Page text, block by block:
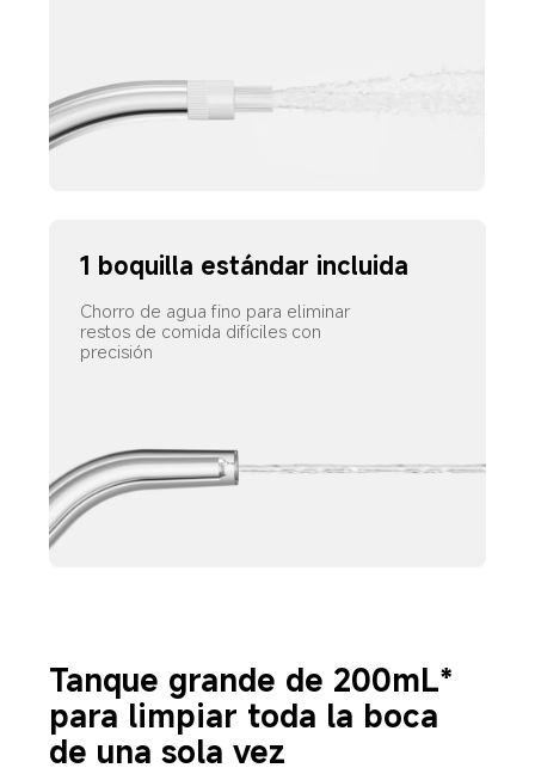
1 boquilla estándar incluida
Chorro de agua fino para eliminar
restos de comida difíciles con
precisión
Tanque grande de 200mL*
para limpiar toda la boca
de una sola vez